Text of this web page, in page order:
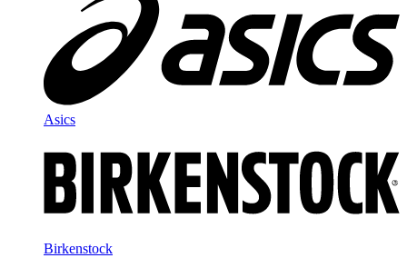
Asics
Birkenstock